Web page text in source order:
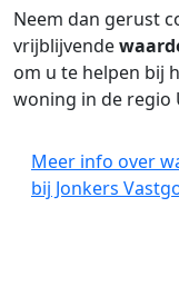
Neem dan gerust
vrijblijvende
om u te helpen bij
woning in de regio
Meer info over
bij Jonkers